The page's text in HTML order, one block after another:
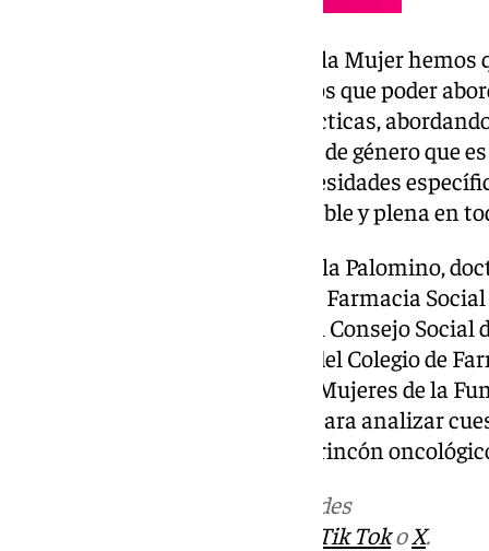
Por ello, “desde la Fundación de la Mujer
espacio seguro y educativo en los que poder
tabúes y ofrecer soluciones prácticas,
mayores desde una perspectiva de género que
reconozcan y atiendan sus necesidades
también una vida sexual saludable y plena en
La charla será impartida por Lola Palomino,
reconocida trayectoria, vocal de Farmacia
de Farmacéuticos, consejera del Consejo
miembro de la Junta Directiva del Colegio de
Las Jornadas de la Salud de las Mujeres de la
tendrán una tercera ponencia para analizar
por título ‘Las farmacias como rincón
en las redes
Tik TokoX.